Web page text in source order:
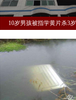
10岁男孩被指学黄片杀3